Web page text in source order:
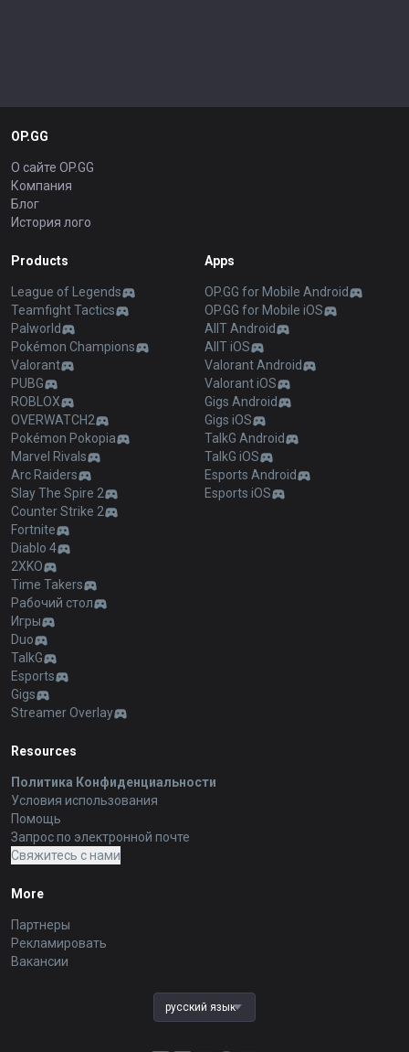
OP.GG
О сайте OP.GG
Компания
Блог
История лого
Products
League of Legends
Teamfight Tactics
Palworld
Pokémon Champions
Valorant
PUBG
ROBLOX
OVERWATCH2
Pokémon Pokopia
Marvel Rivals
Arc Raiders
Slay The Spire 2
Counter Strike 2
Fortnite
Diablo 4
2XKO
Time Takers
Рабочий стол
Игры
Duo
TalkG
Esports
Gigs
Streamer Overlay
Apps
OP.GG for Mobile Android
OP.GG for Mobile iOS
AllT Android
AllT iOS
Valorant Android
Valorant iOS
Gigs Android
Gigs iOS
TalkG Android
TalkG iOS
Esports Android
Esports iOS
Resources
Политика Конфиденциальности
Условия использования
Помощь
Запрос по электронной почте
Свяжитесь с нами
More
Партнеры
Рекламировать
Вакансии
русский язык